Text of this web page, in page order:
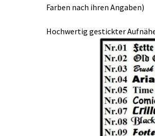
Farben nach ihren Angaben)
Hochwertig gestickter